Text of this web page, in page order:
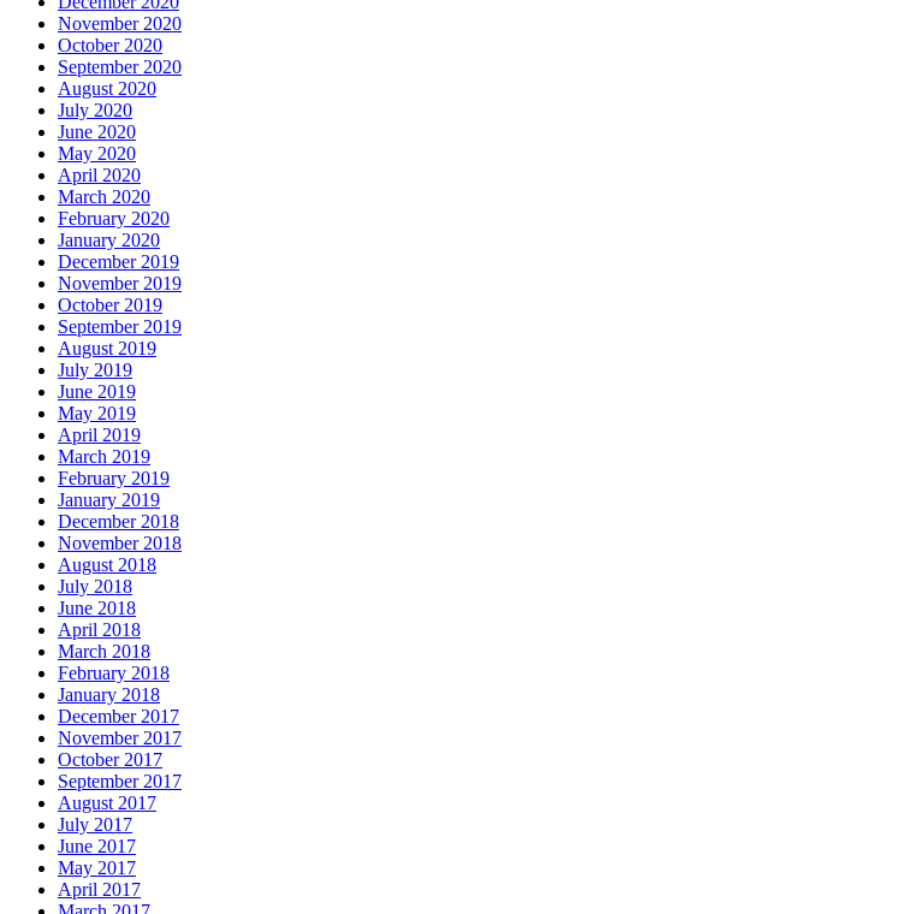
November 2020
October 2020
September 2020
August 2020
July 2020
June 2020
May 2020
April 2020
March 2020
February 2020
January 2020
December 2019
November 2019
October 2019
September 2019
August 2019
July 2019
June 2019
May 2019
April 2019
March 2019
February 2019
January 2019
December 2018
November 2018
August 2018
July 2018
June 2018
April 2018
March 2018
February 2018
January 2018
December 2017
November 2017
October 2017
September 2017
August 2017
July 2017
June 2017
May 2017
April 2017